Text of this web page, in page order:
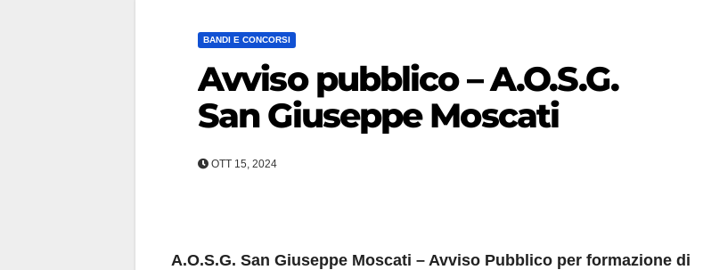
BANDI E CONCORSI
Avviso pubblico – A.O.S.G.
San Giuseppe Moscati
OTT 15, 2024
A.O.S.G. San Giuseppe Moscati – Avviso Pubblico per formazione di